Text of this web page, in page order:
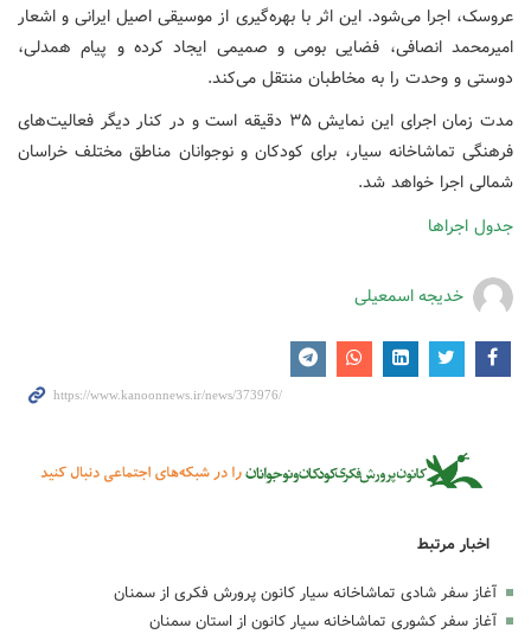
عروسک، اجرا می‌شود. این اثر با بهره‌گیری از موسیقی اصیل ایرانی و اشعار
امیرمحمد انصافی، فضایی بومی و صمیمی ایجاد کرده و پیام همدلی،
دوستی و وحدت را به مخاطبان منتقل می‌کند.
مدت زمان اجرای این نمایش ۳۵ دقیقه است و در کنار دیگر فعالیت‌های
فرهنگی تماشاخانه سیار، برای کودکان و نوجوانان مناطق مختلف خراسان
شمالی اجرا خواهد شد.
جدول اجراها
خدیجه اسمعیلی
اخبار مرتبط
آغاز سفر شادی تماشاخانه سیار کانون پرورش فکری از سمنان
آغاز سفر کشوری تماشاخانه سیار کانون از استان سمنان